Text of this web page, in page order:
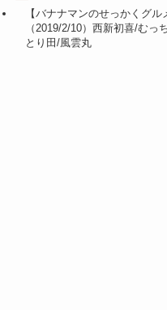
【バナナマンのせっかくグ
（2019/2/10）西新初喜/むっ
とり田/風雲丸